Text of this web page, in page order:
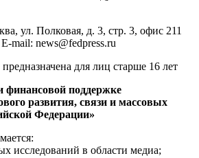
ул. Полковая, д. 3, стр. 3, офис 211
mail: news@fedpress.ru
для лиц старше 16 лет
финансовой поддержке
развития, связи и массовых
Федерации»
исследований в области медиа;